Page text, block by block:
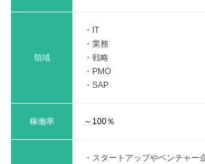
領域
・IT
・業務
・戦略
・PMO
・SAP
稼働率 ～100％
・スタートアップやベンチャー